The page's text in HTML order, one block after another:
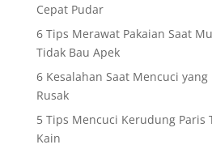
Cepat Pudar
6 Tips Merawat Pakaian Saat
Tidak Bau Apek
6 Kesalahan Saat Mencuci
Rusak
5 Tips Mencuci Kerudung Paris
Kain